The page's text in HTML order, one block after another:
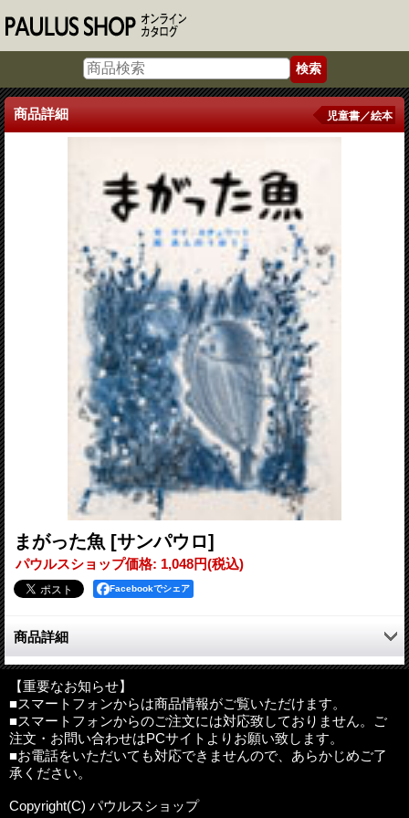
商品詳細 児童書／絵本
まがった魚 [サンパウロ]
パウルスショップ価格: 1,048円(税込)
Facebookでシェア
商品詳細
著者: Ｒ．ケイ．スチュアート
訳者: あんのゆうこ
判型: Ｂ５判上製
ページ: 43頁
ISBN : 4-8056-8024-5
【重要なお知らせ】
■スマートフォンからは商品情報がご覧いただけます。
■スマートフォンからのご注文には対応致しておりません。ご
注文・お問い合わせはPCサイトよりお願い致します。
■お電話をいただいても対応できませんので、あらかじめご了
承ください。
Copyright(C) パウルスショップ